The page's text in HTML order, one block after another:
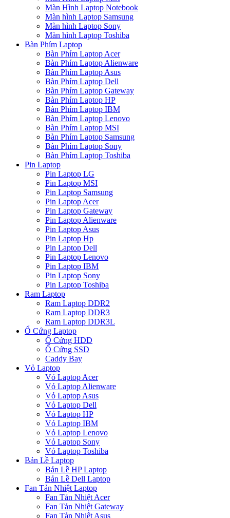
Màn Hình Laptop Notebook
Màn hình Laptop Samsung
Màn hình Laptop Sony
Màn hình Laptop Toshiba
Bàn Phím Laptop
Bàn Phím Laptop Acer
Bàn Phím Laptop Alienware
Bàn Phím Laptop Asus
Bàn Phím Laptop Dell
Bàn Phím Laptop Gateway
Bàn Phím Laptop HP
Bàn Phím Laptop IBM
Bàn Phím Laptop Lenovo
Bàn Phím Laptop MSI
Bàn Phím Laptop Samsung
Bàn Phím Laptop Sony
Bàn Phím Laptop Toshiba
Pin Laptop
Pin Laptop LG
Pin Laptop MSI
Pin Laptop Samsung
Pin Laptop Acer
Pin Laptop Gateway
Pin Laptop Alienware
Pin Laptop Asus
Pin Laptop Hp
Pin Laptop Dell
Pin Laptop Lenovo
Pin Laptop IBM
Pin Laptop Sony
Pin Laptop Toshiba
Ram Laptop
Ram Laptop DDR2
Ram Laptop DDR3
Ram Laptop DDR3L
Ổ Cứng Laptop
Ổ Cứng HDD
Ổ Cứng SSD
Caddy Bay
Vỏ Laptop
Vỏ Laptop Acer
Vỏ Laptop Alienware
Vỏ Laptop Asus
Vỏ Laptop Dell
Vỏ Laptop HP
Vỏ Laptop IBM
Vỏ Laptop Lenovo
Vỏ Laptop Sony
Vỏ Laptop Toshiba
Bản Lề Laptop
Bản Lề HP Laptop
Bản Lề Dell Laptop
Fan Tản Nhiệt Laptop
Fan Tản Nhiệt Acer
Fan Tản Nhiệt Gateway
Fan Tản Nhiệt Asus